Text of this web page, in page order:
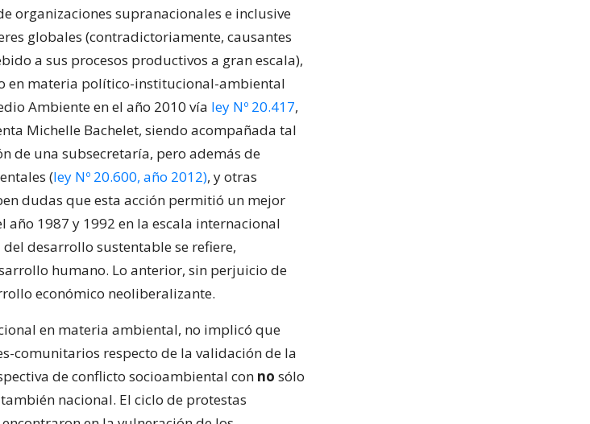
organizaciones supranacionales e inclusive
globales (contradictoriamente, causantes
a sus procesos productivos a gran escala),
en materia político-institucional-ambiental
Ambiente en el año 2010 vía ley Nº 20.417,
Michelle Bachelet, siendo acompañada tal
de una subsecretaría, pero además de
(ley Nº 20.600, año 2012), y otras
dudas que esta acción permitió un mejor
año 1987 y 1992 en la escala internacional
desarrollo sustentable se refiere,
humano. Lo anterior, sin perjuicio de
económico neoliberalizante.
en materia ambiental, no implicó que
comunitarios respecto de la validación de la
de conflicto socioambiental con no sólo
nacional. El ciclo de protestas